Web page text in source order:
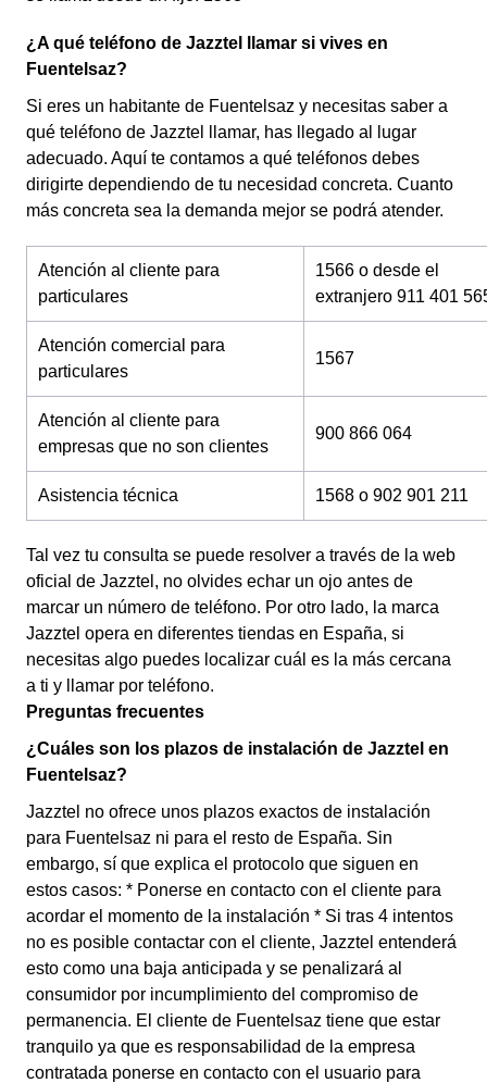
¿A qué teléfono de Jazztel llamar si vives en
Fuentelsaz?
Si eres un habitante de Fuentelsaz y necesitas saber a
qué teléfono de Jazztel llamar, has llegado al lugar
adecuado. Aquí te contamos a qué teléfonos debes
dirigirte dependiendo de tu necesidad concreta. Cuanto
más concreta sea la demanda mejor se podrá atender.
Atención al cliente para
particulares
1566 o desde el
extranjero 911 401
Atención comercial para
particulares
1567
Atención al cliente para
empresas que no son clientes
900 866 064
Asistencia técnica 1568 o 902 901 211
Tal vez tu consulta se puede resolver a través de la web
oficial de Jazztel, no olvides echar un ojo antes de
marcar un número de teléfono. Por otro lado, la marca
Jazztel opera en diferentes tiendas en España, si
necesitas algo puedes localizar cuál es la más cercana
a ti y llamar por teléfono.
Preguntas frecuentes
¿Cuáles son los plazos de instalación de Jazztel en
Fuentelsaz?
Jazztel no ofrece unos plazos exactos de instalación
para Fuentelsaz ni para el resto de España. Sin
embargo, sí que explica el protocolo que siguen en
estos casos: * Ponerse en contacto con el cliente para
acordar el momento de la instalación * Si tras 4 intentos
no es posible contactar con el cliente, Jazztel entenderá
esto como una baja anticipada y se penalizará al
consumidor por incumplimiento del compromiso de
permanencia. El cliente de Fuentelsaz tiene que estar
tranquilo ya que es responsabilidad de la empresa
contratada ponerse en contacto con el usuario para